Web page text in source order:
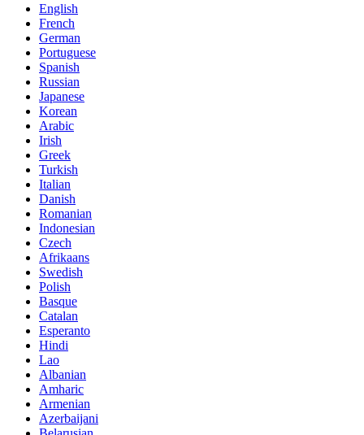
English
French
German
Portuguese
Spanish
Russian
Japanese
Korean
Arabic
Irish
Greek
Turkish
Italian
Danish
Romanian
Indonesian
Czech
Afrikaans
Swedish
Polish
Basque
Catalan
Esperanto
Hindi
Lao
Albanian
Amharic
Armenian
Azerbaijani